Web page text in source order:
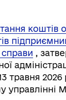
коштів
справи ,
13 травня
управлінні